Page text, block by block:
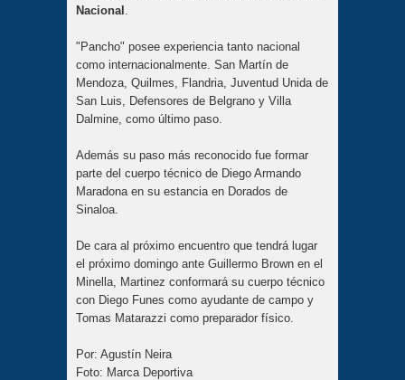
Nacional
"Pancho" posee experiencia tanto nacional
como internacionalmente. San Martín de
Mendoza, Quilmes, Flandria, Juventud Unida de
San Luis, Defensores de Belgrano y Villa
Dalmine, como último paso.
Además su paso más reconocido fue formar
parte del cuerpo técnico de Diego Armando
Maradona en su estancia en Dorados de
Sinaloa.
De cara al próximo encuentro que tendrá lugar
el próximo domingo ante Guillermo Brown en el
Minella, Martinez conformará su cuerpo técnico
con Diego Funes como ayudante de campo y
Tomas Matarazzi como preparador físico.
Por: Agustín Neira
Foto: Marca Deportiva